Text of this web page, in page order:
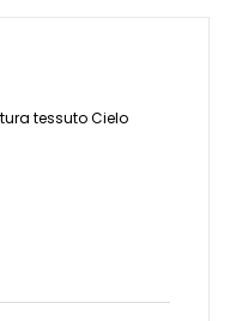
tessuto Cielo